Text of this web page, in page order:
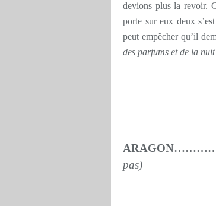
devions plus la revoir.
porte sur eux deux
peut empêcher qu’il
des parfums et de la nuit
pas)